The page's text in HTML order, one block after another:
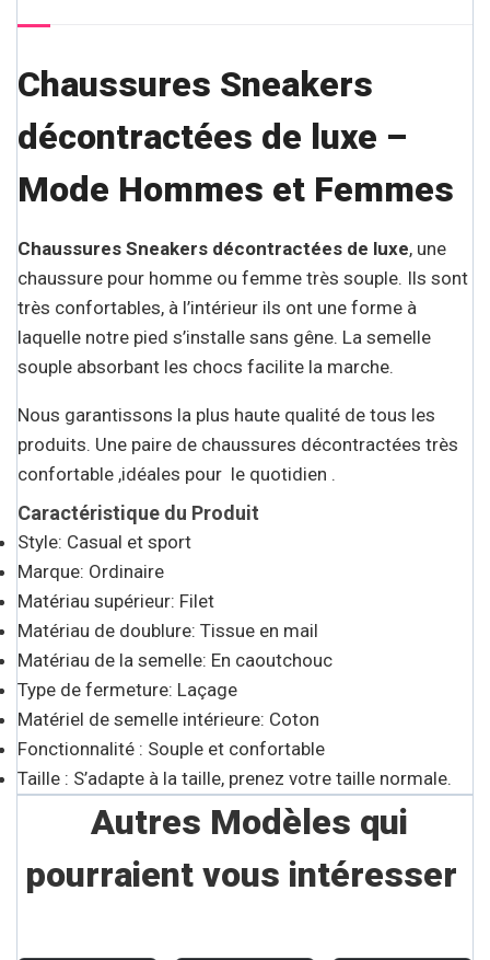
Chaussures Sneakers
décontractées de luxe –
Mode Hommes et Femmes
Chaussures Sneakers décontractées de luxe, une
chaussure pour homme ou femme très souple. Ils sont
très confortables, à l’intérieur ils ont une forme à
laquelle notre pied s’installe sans gêne. La semelle
souple absorbant les chocs facilite la marche.
Nous garantissons la plus haute qualité de tous les
produits. Une paire de chaussures décontractées très
confortable ,idéales pour le quotidien .
Caractéristique du Produit
Style: Casual et sport
Marque: Ordinaire
Matériau supérieur: Filet
Matériau de doublure: Tissue en mail
Matériau de la semelle: En caoutchouc
Type de fermeture: Laçage
Matériel de semelle intérieure: Coton
Fonctionnalité : Souple et confortable
Taille : S’adapte à la taille, prenez votre taille normale.
Autres Modèles qui
pourraient vous intéresser